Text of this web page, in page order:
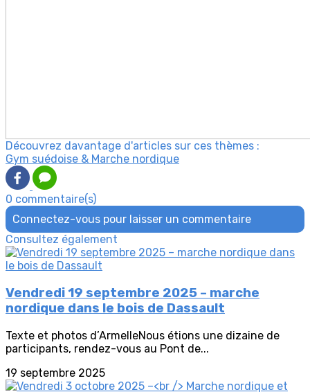
Découvrez davantage d'articles sur ces thèmes :
Gym suédoise & Marche nordique
0 commentaire(s)
Connectez-vous pour laisser un commentaire
Consultez également
Vendredi 19 septembre 2025 – marche
nordique dans le bois de Dassault
Texte et photos d’ArmelleNous étions une dizaine de
participants, rendez-vous au Pont de...
19 septembre 2025